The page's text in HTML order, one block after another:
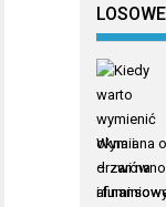
Wymiana
–
i